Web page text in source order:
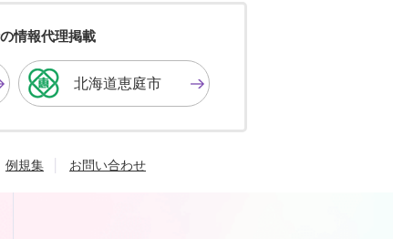
色
る
る
情報代理掲載
北海道恵庭市
例規集 お問い合わせ